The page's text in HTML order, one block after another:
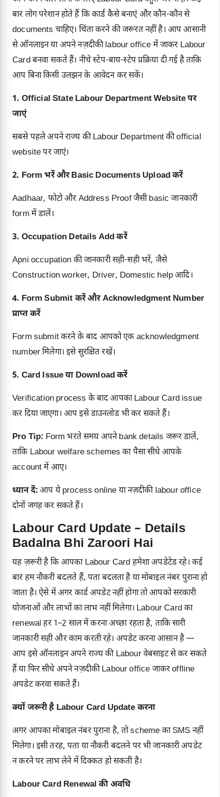
बार लोग परेशान होते हैं कि कार्ड कैसे बनाएं और कौन-कौन से
documents चाहिए। चिंता करने की जरूरत नहीं है। आप आसानी
से ऑनलाइन या अपने नज़दीकी labour office में जाकर Labour
Card बनवा सकते हैं। नीचे स्टेप-बाय-स्टेप प्रक्रिया दी गई है ताकि
आप बिना किसी उलझन के आवेदन कर सकें।
1. Official State Labour Department Website पर
जाएं
सबसे पहले अपने राज्य की Labour Department की official
website पर जाएं।
2. Form भरें और Basic Documents Upload करें
Aadhaar, फोटो और Address Proof जैसी basic जानकारी
form में डालें।
3. Occupation Details Add करें
Apni occupation की जानकारी सही-सही भरें, जैसे
Construction worker, Driver, Domestic help आदि।
4. Form Submit करें और Acknowledgment Number
प्राप्त करें
Form submit करने के बाद आपको एक acknowledgment
number मिलेगा। इसे सुरक्षित रखें।
5. Card Issue या Download करें
Verification process के बाद आपका Labour Card issue
कर दिया जाएगा। आप इसे डाउनलोड भी कर सकते हैं।
Pro Tip: Form भरते समय अपने bank details जरूर डालें,
ताकि Labour welfare schemes का पैसा सीधे आपके
account में आए।
ध्यान दें: आप ये process online या नज़दीकी labour office
दोनों जगह कर सकते हैं।
Labour Card Update – Details
Badalna Bhi Zaroori Hai
यह ज़रूरी है कि आपका Labour Card हमेशा अपडेटेड रहे। कई
बार हम नौकरी बदलते हैं, पता बदलता है या मोबाइल नंबर पुराना हो
जाता है। ऐसे में अगर कार्ड अपडेट नहीं होगा तो आपको सरकारी
योजनाओं और लाभों का लाभ नहीं मिलेगा। Labour Card का
renewal हर 1–2 साल में करना अच्छा रहता है, ताकि सारी
जानकारी सही और काम करती रहे। अपडेट करना आसान है —
आप इसे ऑनलाइन अपने राज्य की Labour वेबसाइट से कर सकते
हैं या फिर सीधे अपने नज़दीकी Labour office जाकर offline
अपडेट करवा सकते हैं।
क्यों जरूरी है Labour Card Update करना
अगर आपका मोबाइल नंबर पुराना है, तो scheme का SMS नहीं
मिलेगा। इसी तरह, पता या नौकरी बदलने पर भी जानकारी अपडेट
न करने पर लाभ लेने में दिक्कत हो सकती है।
Labour Card Renewal की अवधि